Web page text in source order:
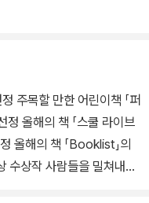
주목할 만한 어린이책 「퍼
올해의 책 「스쿨 라이브
해의 책 「Booklist」의
밀쳐내고